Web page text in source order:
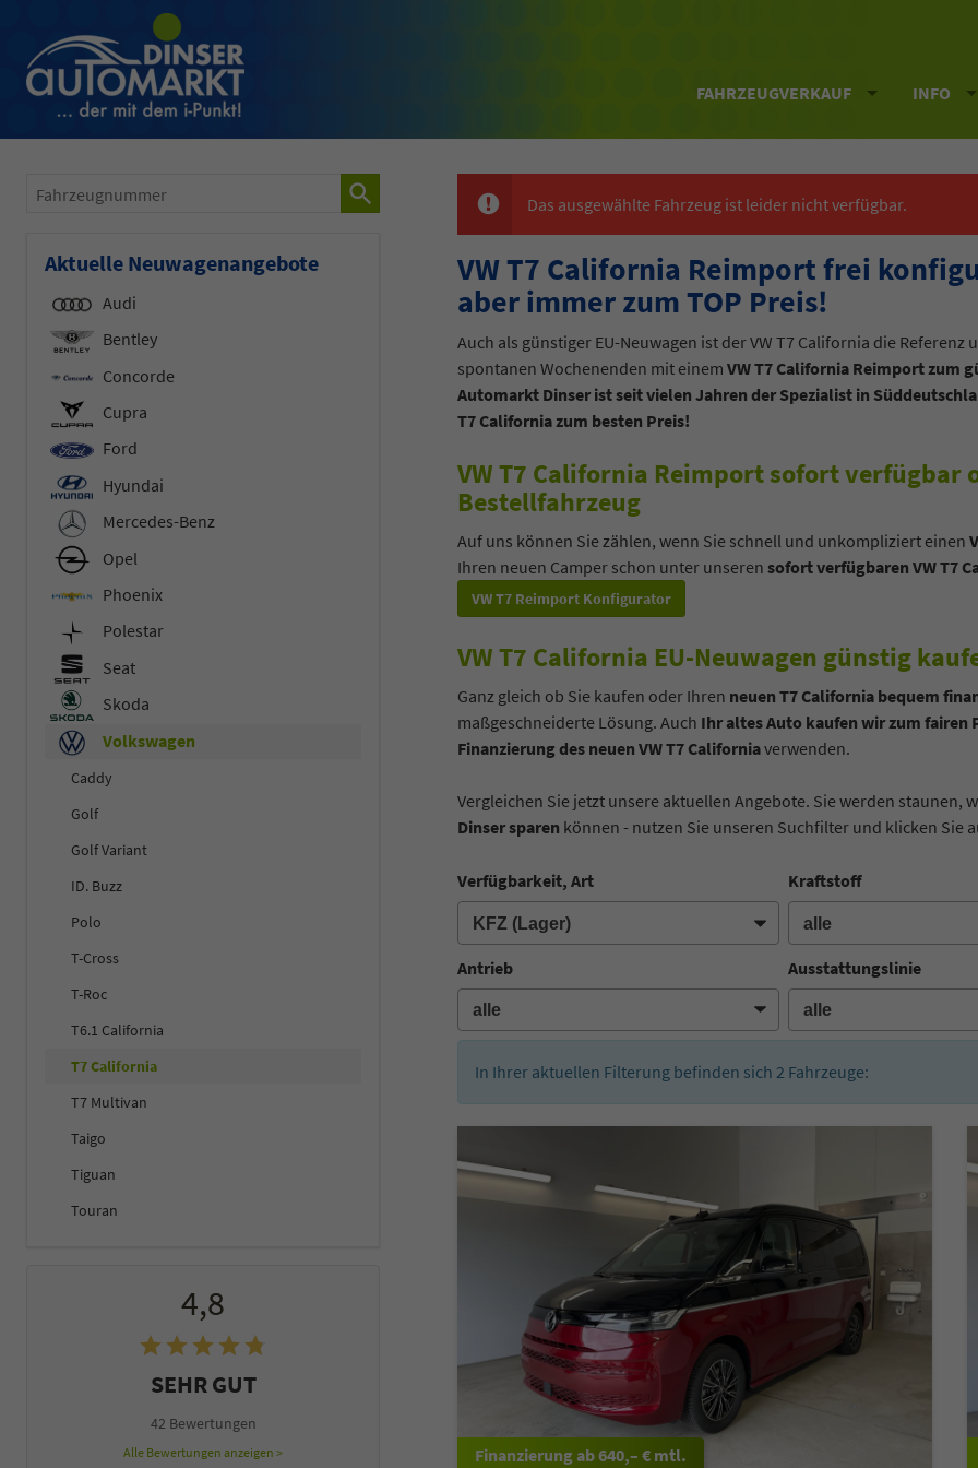
FAHRZEUGVERKAUF INFO
Das ausgewählte Fahrzeug ist leider nicht verfügbar.
VW T7 California Reimport frei
aber immer zum TOP Preis!
Auch als günstiger EU-Neuwagen ist der VW T7 California die
spontanen Wochenenden mit einemVW T7 California Reimport zum
Automarkt Dinser ist seit vielen Jahren der Spezialist in
T7 California zum besten Preis!
VW T7 California Reimport sofort
Bestellfahrzeug
Auf uns können Sie zählen, wenn Sie schnell und unkompliziert einen
Ihren neuen Camper schon unter unserensofort verfügbaren VW T7
VW T7 Reimport Konfigurator
VW T7 California EU-Neuwagen günstig
Ganz gleich ob Sie kaufen oder Ihren neuen T7 California bequem
maßgeschneiderte Lösung. Auch Ihr altes Auto kaufen wir zum fairen
Finanzierung des neuen VW T7 Californiaverwenden.
Vergleichen Sie jetzt unsere aktuellen Angebote. Sie werden staunen,
Dinser sparen können - nutzen Sie unseren Suchfilter und klicken Sie
Verfügbarkeit, Art Kraftstoff
Antrieb Ausstattungslinie
In Ihrer aktuellen Filterung befinden sich2 Fahrzeuge:
ab 640,– € mtl.
Fahrzeugnummer
Aktuelle Neuwagenangebote
Audi
Bentley
Concorde
Cupra
Ford
Hyundai
Mercedes-Benz
Opel
Phoenix
Polestar
Seat
Skoda
Volkswagen
Caddy
Golf
Golf Variant
ID. Buzz
Polo
T-Cross
T-Roc
T6.1 California
T7 California
T7 Multivan
Taigo
Tiguan
Touran
4,8
SEHR GUT
42 Bewertungen
Alle Bewertungen anzeigen >